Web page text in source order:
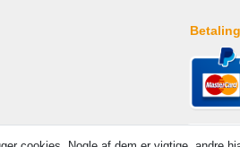
Betaling